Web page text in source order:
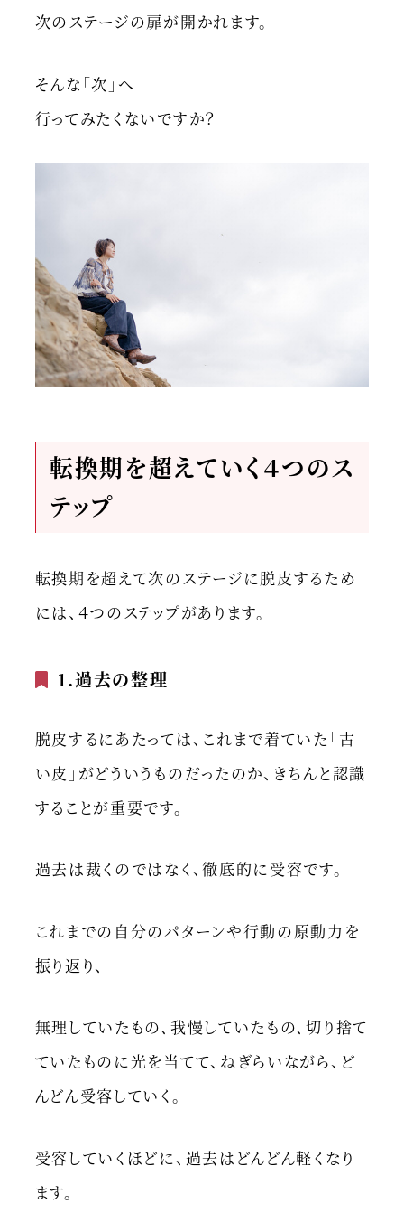
次のステージの扉が開かれます。
そんな「次」へ
行ってみたくないですか？
転換期を超えていく４つのス
テップ
転換期を超えて次のステージに脱皮するため
には、４つのステップがあります。
1.過去の整理
脱皮するにあたっては、これまで着ていた「古
い皮」がどういうものだったのか、きちんと認識
することが重要です。
過去は裁くのではなく、徹底的に受容です。
これまでの自分のパターンや行動の原動力を
振り返り、
無理していたもの、我慢していたもの、切り捨て
ていたものに光を当てて、ねぎらいながら、ど
んどん受容していく。
受容していくほどに、過去はどんどん軽くなり
ます。